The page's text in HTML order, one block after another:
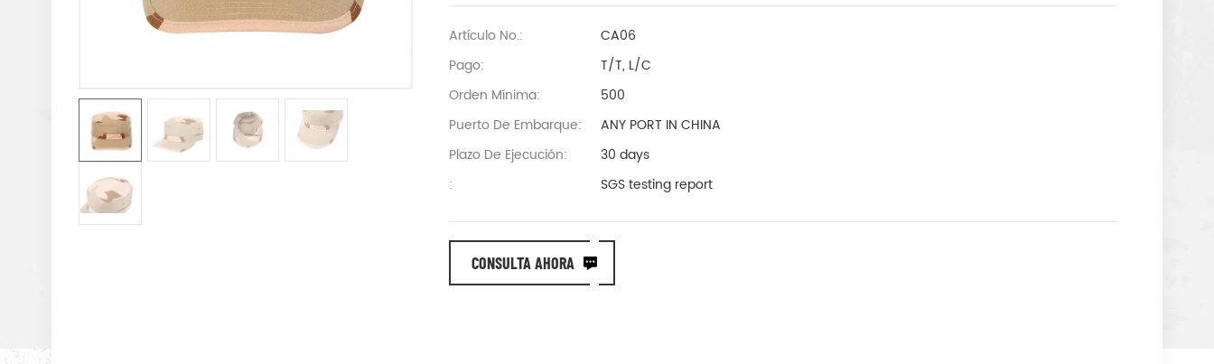
Artículo No.:
CA06
Pago:
T/T, L/C
Orden Mínima:
500
Puerto De Embarque:
ANY PORT IN CHINA
Plazo De Ejecución:
30 days
:
SGS testing report
CONSULTA AHORA